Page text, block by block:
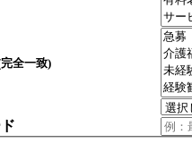
全一致)